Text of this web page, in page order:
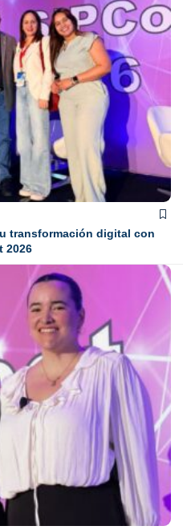
transformación digital con
2026